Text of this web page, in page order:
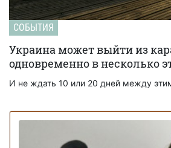
СОБЫТИЯ
Украина может выйти из
одновременно в несколько
И не ждать 10 или 20 дней между